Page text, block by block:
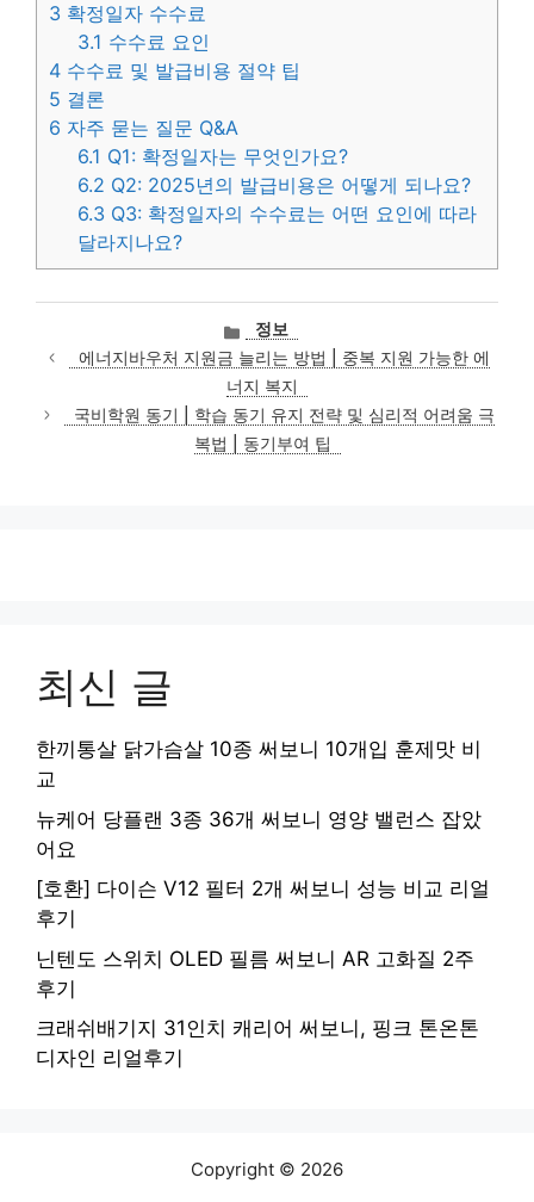
3 확정일자 수수료
3.1 수수료 요인
4 수수료 및 발급비용 절약 팁
5 결론
6 자주 묻는 질문 Q&A
6.1 Q1: 확정일자는 무엇인가요?
6.2 Q2: 2025년의 발급비용은 어떻게 되나요?
6.3 Q3: 확정일자의 수수료는 어떤 요인에 따라
달라지나요?
카
테
고
리
정보
에너지바우처 지원금 늘리는 방법 | 중복 지원 가능한 에
너지 복지
국비학원 동기 | 학습 동기 유지 전략 및 심리적 어려움 극
복법 | 동기부여 팁
최신 글
한끼통살 닭가슴살 10종 써보니 10개입 훈제맛 비
교
뉴케어 당플랜 3종 36개 써보니 영양 밸런스 잡았
어요
[호환] 다이슨 V12 필터 2개 써보니 성능 비교 리얼
후기
닌텐도 스위치 OLED 필름 써보니 AR 고화질 2주
후기
크래쉬배기지 31인치 캐리어 써보니, 핑크 톤온톤
디자인 리얼후기
Copyright © 2026